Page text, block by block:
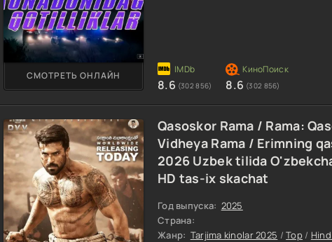
СМОТРЕТЬ ОНЛАЙН
8.6 (302 856) 8.6 (302 856)
Qasoskor Rama / Rama:
Vidheya Rama / Erimning
2026 Uzbek tilida
HD tas-ix skachat
Год выпуска: 2025
Страна:
Жанр: Tarjima kinolar 2025 /Top/